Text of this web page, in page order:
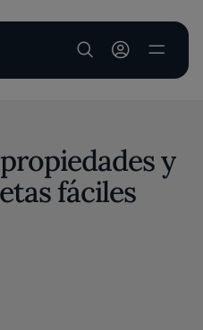
User account
y
fáciles